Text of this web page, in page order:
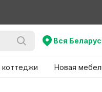
Вся
Новая